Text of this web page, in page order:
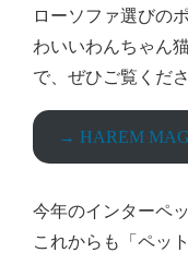
ローソファ選びの
わいいわんちゃん
で、ぜひご覧くだ
→ HAREM
今年のインターペ
これからも「ペッ